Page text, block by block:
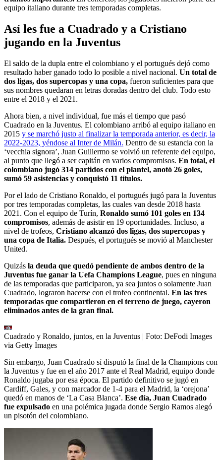
equipo italiano durante tres temporadas completas.
Así les fue a Cuadrado y a Cristiano
jugando en la Juventus
El saldo de la dupla entre el colombiano y el portugués dejó como
resultado haber ganado todo lo posible a nivel nacional. Un total de
dos ligas, dos supercopas y una copa, fueron suficientes para que
sus nombres quedaran en letras doradas dentro del club. Todo esto
entre el 2018 y el 2021.
Ahora bien, a nivel individual, fue más el tiempo que pasó
Cuadrado en la Juventus. El colombiano arribó al equipo italiano en
2015 y se marchó justo al finalizar la temporada anterior, es decir, la
2022-2023, yéndose al Inter de Milán. Dentro de su estancia con la
‘vecchia signora’, Juan Guillermo se volvió un referente del equipo,
al punto que llegó a ser capitán en varios compromisos. En total, el
colombiano jugó 314 partidos con el plantel, anotó 26 goles,
sumó 59 asistencias y conquistó 11 títulos.
Por el lado de Cristiano Ronaldo, el portugués jugó para la Juventus
por tres temporadas completas, las cuales van desde 2018 hasta
2021. Con el equipo de Turín, Ronaldo sumó 101 goles en 134
compromisos, además de asistir en 19 oportunidades. Incluso, a
nivel de trofeos, Cristiano alcanzó dos ligas, dos supercopas y
una copa de Italia. Después, el portugués se movió al Manchester
United.
Quizás la deuda que quedó pendiente de ambos dentro de la
Juventus fue ganar la Uefa Champions League, pues en ninguna
de las temporadas que participaron, ya sea juntos o solamente Juan
Cuadrado, lograron hacerse con el trofeo continental. En las tres
temporadas que compartieron en el terreno de juego, cayeron
eliminados antes de la gran final.
Cuadrado y Ronaldo, juntos, en la Juventus | Foto: DeFodi Images
via Getty Images
Sin embargo, Juan Cuadrado sí disputó la final de la Champions con
la Juventus y fue en el año 2017 ante el Real Madrid, equipo donde
Ronaldo jugaba por esa época. El partido definitivo se jugó en
Cardiff, Gales, y con marcador de 1-4 para el Madrid, la ‘orejona’
quedó en manos de ‘La Casa Blanca’. Ese día, Juan Cuadrado
fue expulsado en una polémica jugada donde Sergio Ramos alegó
un pisotón del colombiano.